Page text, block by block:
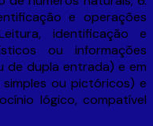
e operações
identificação e
ou informações
de dupla entrada) e em
ou pictóricos) e
lógico, compatível